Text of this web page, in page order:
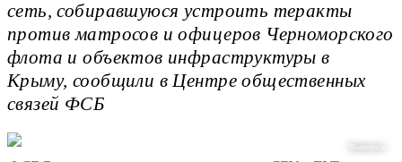
сеть, собиравшуюся устроить теракты
против матросов и офицеров Черноморского
флота и объектов инфраструктуры в
Крыму, сообщили в Центре общественных
связей ФСБ